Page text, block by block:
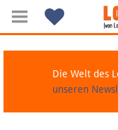
Die Welt des
unseren